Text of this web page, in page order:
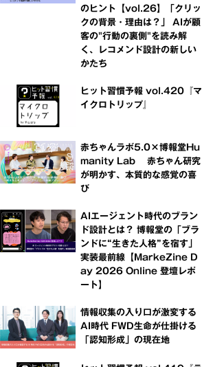
のヒント【vol.26】「クリッ
クの背景・理由は？」 AIが顧
客の"行動の裏側"を読み解
く、レコメンド設計の新しい
かたち
ヒット習慣予報 vol.420『マ
イクロトリップ』
赤ちゃんラボ5.0×博報堂Hu
manity Lab 赤ちゃん研究
が明かす、本質的な感覚の喜
び
AIエージェント時代のブラン
ド設計とは？ 博報堂の「ブラ
ンドに“生きた人格”を宿す」
実装最前線【MarkeZine D
ay 2026 Online 登壇レポ
ート】
情報収集の入り口が激変する
AI時代 FWD生命が仕掛ける
「認知形成」の現在地